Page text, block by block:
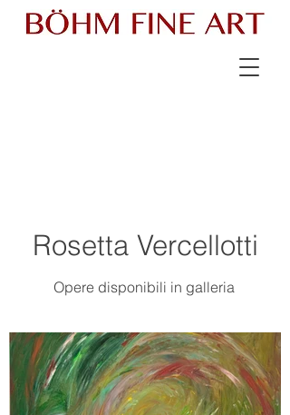
Rosetta Vercellotti
Opere disponibili in galleria